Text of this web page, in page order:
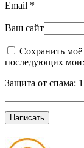
Email *
Ваш сайт
Сохранить моё
последующих
Защита от спама: